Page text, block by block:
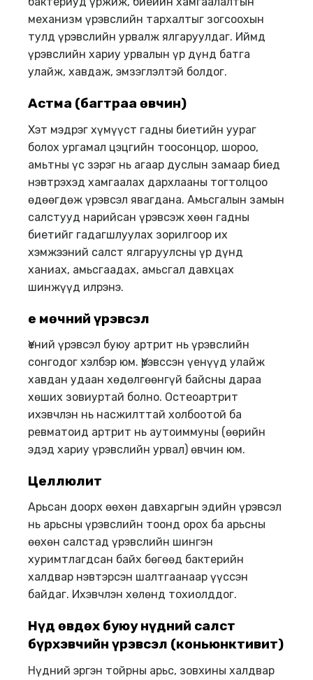
механизм үрэвслийн тархалтыг зогсоохын
тулд үрэвслийн урвалж ялгаруулдаг. Иймд
үрэвслийн хариу урвалын үр дүнд батга
улайж, хавдаж, эмзэглэлтэй болдог.
Астма (багтраа өвчин)
Хэт мэдрэг хүмүүст гадны биетийн уураг
болох ургамал цэцгийн тоосонцор, шороо,
амьтны үс зэрэг нь агаар дуслын замаар биед
нэвтрэхэд хамгаалах дархлааны тогтолцоо
өдөөгдөж үрэвсэл явагдана. Амьсгалын замын
салстууд нарийсан үрэвсэж хөөн гадны
биетийг гадагшлуулах зорилгоор их
хэмжээний салст ялгаруулсны үр дүнд
ханиах, амьсгаадах, амьсгал давхцах
шинжүүд илрэнэ.
Үе мөчний үрэвсэл
Үений үрэвсэл буюу артрит нь үрэвслийн
сонгодог хэлбэр юм. Үрэвссэн үенүүд улайж
хавдан удаан хөдөлгөөнгүй байсны дараа
хөших зовиуртай болно. Остеоартрит
ихэвчлэн нь насжилттай холбоотой ба
ревматоид артрит нь аутоиммуны (өөрийн
эдэд хариу үрэвслийн урвал) өвчин юм.
Целлюлит
Арьсан доорх өөхөн давхаргын эдийн үрэвсэл
нь арьсны үрэвслийн тоонд орох ба арьсны
өөхөн салстад үрэвслийн шингэн
хуримтлагдсан байх бөгөөд бактерийн
халдвар нэвтэрсэн шалтгаанаар үүссэн
байдаг. Ихэвчлэн хөлөнд тохиолддог.
Нүд өвдөх буюу нүдний салст
бүрхэвчийн үрэвсэл (коньюнктивит)
Нүдний эргэн тойрны арьс, зовхины халдвар